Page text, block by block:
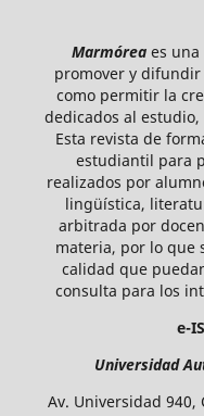
Marmórea es
promover y difundir
como permitir la
dedicados al
Esta revista de
estudiantil para
realizados por
lingüística,
arbitrada por
materia, por lo que
calidad que
consulta para los
e-
Universidad
Av. Universidad 940,